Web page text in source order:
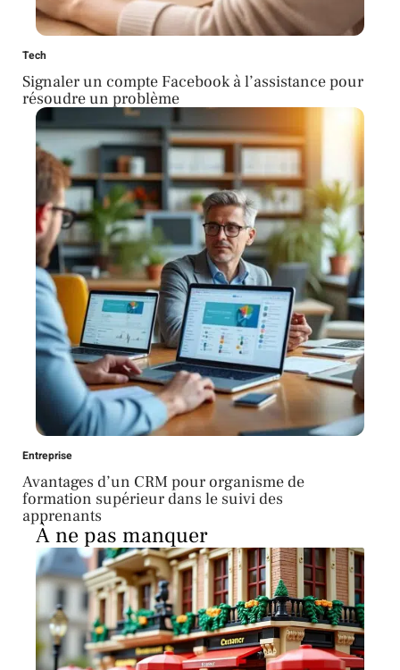
Tech
Signaler un compte Facebook à l’assistance pour
résoudre un problème
Entreprise
Avantages d’un CRM pour organisme de
formation supérieur dans le suivi des
apprenants
À ne pas manquer